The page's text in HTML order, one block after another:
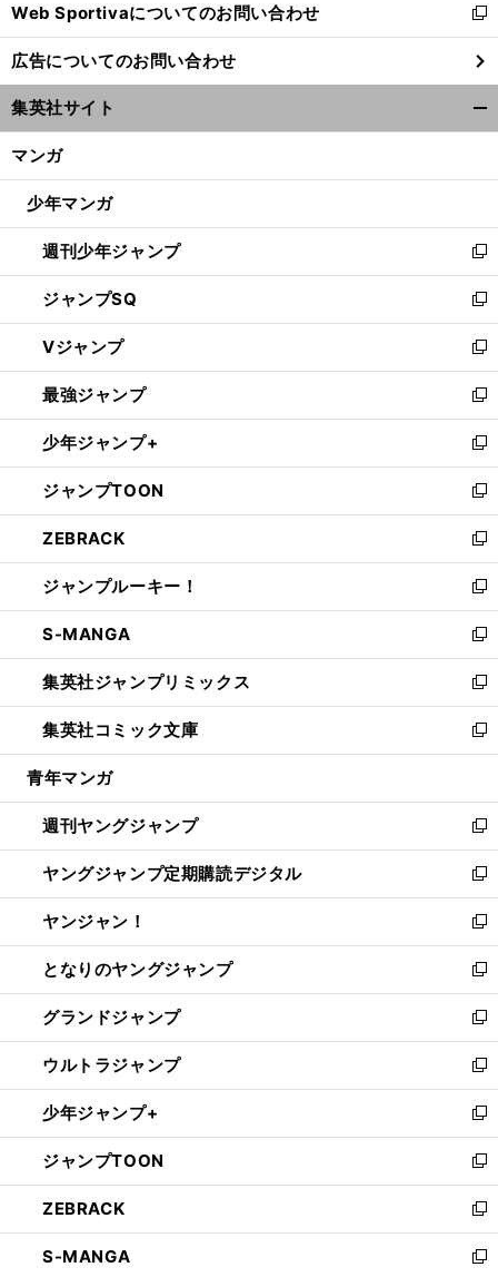
く
Web Sportivaについてのお問い合わせ
新
し
い
ウ
ィ
ン
ウ
開
く
広告についてのお問い合わせ
集英社サイト
マンガ
少年マンガ
週刊少年ジャンプ
新
し
い
ウ
ィ
ン
ド
ウ
で
開
く
ジャンプSQ
新
し
い
ウ
ィ
ン
ド
ウ
で
開
く
Vジャンプ
新
し
い
ウ
ィ
ン
ド
ウ
で
開
く
最強ジャンプ
新
し
い
ウ
ィ
ン
ド
ウ
で
開
く
少年ジャンプ+
新
し
い
ウ
ィ
ン
ド
ウ
で
開
く
ジャンプTOON
新
し
い
ウ
ィ
ン
ド
ウ
で
開
く
ZEBRACK
新
し
い
ウ
ィ
ン
ド
ウ
で
開
ジャンプルーキー！
新
し
い
ウ
ィ
ン
ド
ウ
開
く
S-MANGA
新
し
い
ウ
ィ
ン
ウ
で
開
く
集英社ジャンプリミックス
新
し
い
ウ
ン
ド
ウ
で
開
く
集英社コミック文庫
新
し
ウ
ィ
ン
ド
ウ
で
開
く
青年マンガ
週刊ヤングジャンプ
新
し
い
ウ
ィ
ン
ド
ウ
で
開
く
ヤングジャンプ定期購読デジタル
新
し
い
ウ
ィ
ン
ド
ウ
で
開
く
ヤンジャン！
新
し
い
ウ
ィ
ン
ド
ウ
で
開
く
となりのヤングジャンプ
新
し
い
ウ
ィ
ン
ド
ウ
で
開
く
グランドジャンプ
新
し
い
ウ
ィ
ン
ド
ウ
で
開
く
ウルトラジャンプ
新
し
い
ウ
ィ
ン
ド
ウ
で
少年ジャンプ+
新
し
い
ウ
ィ
ン
ド
ジャンプTOON
新
し
い
ウ
ィ
ZEBRACK
新
し
い
S-MANGA
新